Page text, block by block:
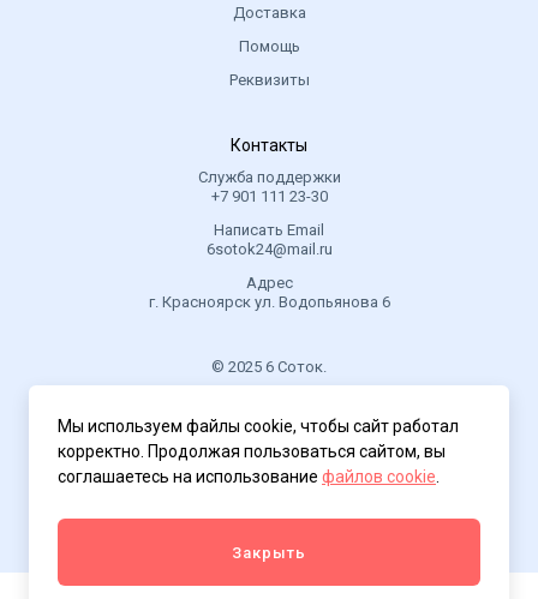
Доставка
Помощь
Реквизиты
Контакты
Служба поддержки
+7 901 111 23-30
Написать Email
6sotok24@mail.ru
Адрес
г. Красноярск ул. Водопьянова 6
© 2025 6 Соток.
.
Политика конфиденциальности
Мы используем файлы cookie, чтобы сайт работал
корректно. Продолжая пользоваться сайтом, вы
соглашаетесь на использование файлов cookie
Закрыть